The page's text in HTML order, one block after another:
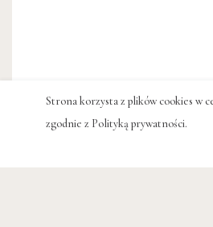
Strona korzysta z plików cookies w
zgodnie z Polityką prywatności.